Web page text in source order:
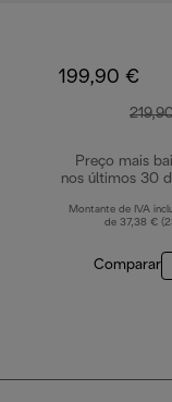
199,90 €
Preço mais
nos últimos 30
Montante de IVA
de 37,38 €
Comparar